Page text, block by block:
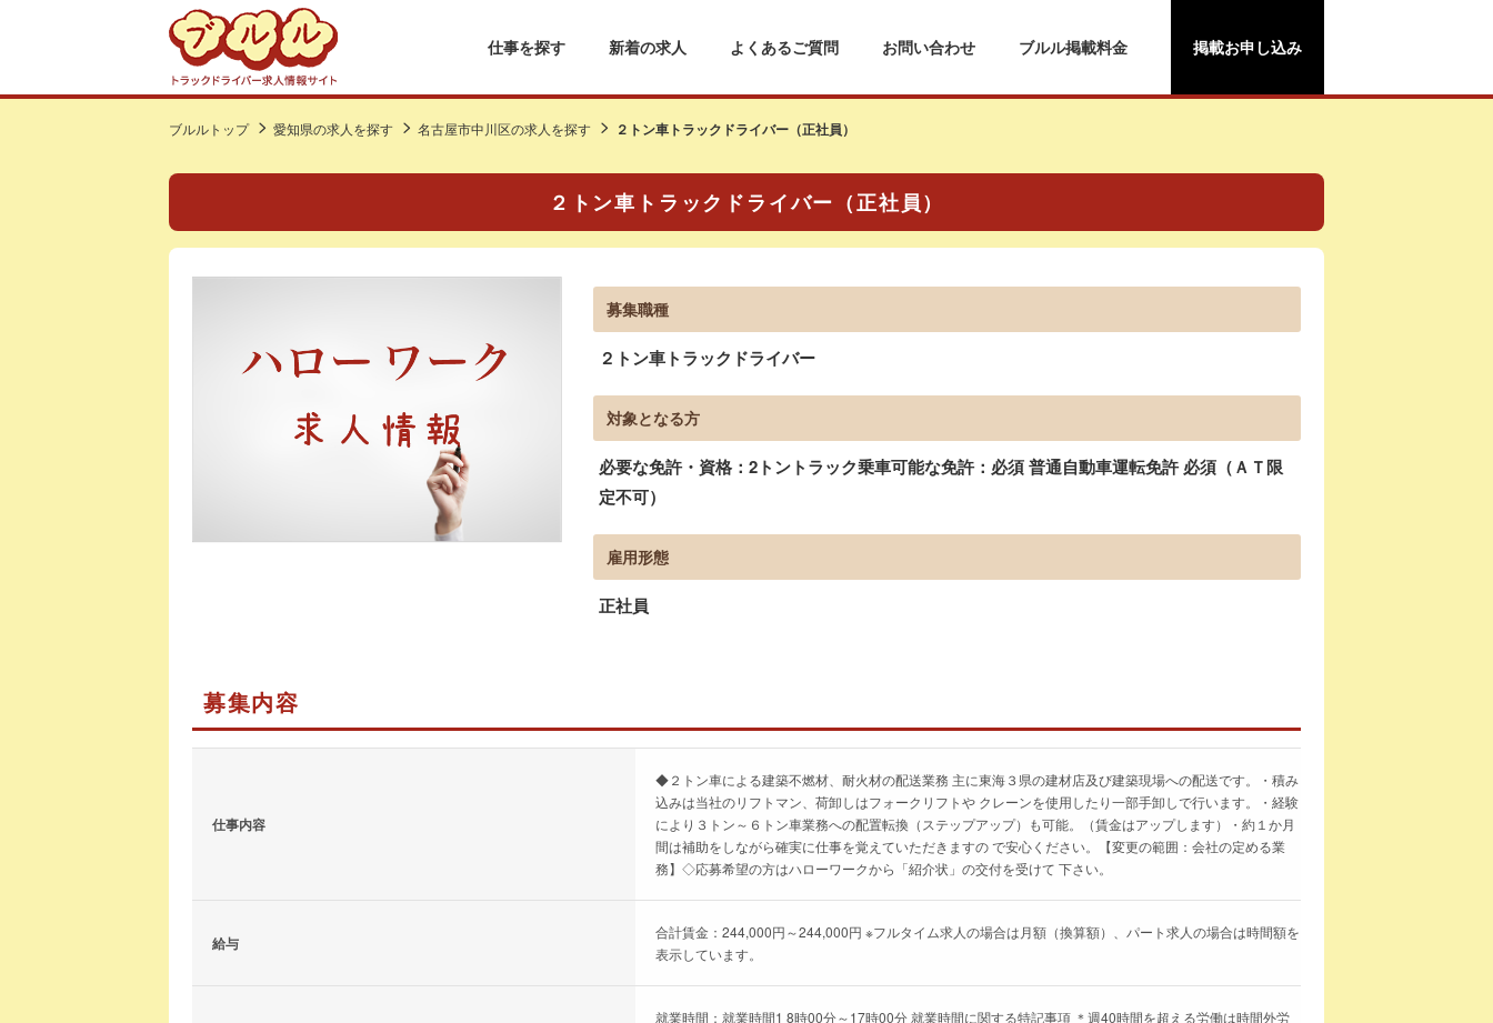
仕事を探す 新着の求人 よくあるご質問 お問い合わせ ブルル掲載料金 掲載お申し込み
ブルルトップ 愛知県の求人を探す 名古屋市中川区の求人を探す ２トン車トラックドライバー（正社員）
２トン車トラックドライバー（正社員）
募集職種
２トン車トラックドライバー
対象となる方
必要な免許・資格：2トントラック乗車可能な免許：必須 普通自動車運転免許 必須（ＡＴ限
定不可）
雇用形態
正社員
募集内容
仕事内容
◆２トン車による建築不燃材、耐火材の配送業務 主に東海３県の建材店及び建築現場への配送です。・積み
込みは当社のリフトマン、荷卸しはフォークリフトや クレーンを使用したり一部手卸しで行います。・経験
により３トン～６トン車業務への配置転換（ステップアップ）も可能。（賃金はアップします）・約１か月
間は補助をしながら確実に仕事を覚えていただきますの で安心ください。【変更の範囲：会社の定める業
務】◇応募希望の方はハローワークから「紹介状」の交付を受けて 下さい。
給与
合計賃金：244,000円～244,000円 ※フルタイム求人の場合は月額（換算額）、パート求人の場合は時間額を
表示しています。
就業時間：就業時間1 8時00分～17時00分 就業時間に関する特記事項 ＊週40時間を超える労働は時間外労